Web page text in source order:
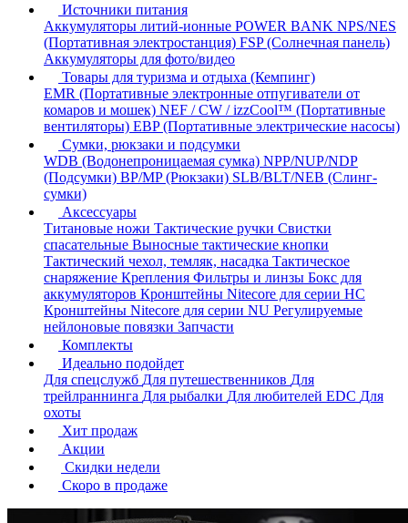
Источники питания
Аккумуляторы литий-ионные POWER BANK NPS/NES
(Портативная электростанция) FSP (Солнечная панель)
Аккумуляторы для фото/видео
Товары для туризма и отдыха (Кемпинг)
EMR (Портативные электронные отпугиватели от
комаров и мошек) NEF / CW / izzCool™ (Портативные
вентиляторы) EBP (Портативные электрические насосы)
Сумки, рюкзаки и подсумки
WDB (Водонепроницаемая сумка) NPP/NUP/NDP
(Подсумки) BP/MP (Рюкзаки) SLB/BLT/NEB (Слинг-
сумки)
Аксессуары
Титановые ножи Тактические ручки Свистки
спасательные Выносные тактические кнопки
Тактический чехол, темляк, насадка Тактическое
снаряжение Крепления Фильтры и линзы Бокс для
аккумуляторов Кронштейны Nitecore для серии HС
Кронштейны Nitecore для серии NU Регулируемые
нейлоновые повязки Запчасти
Комплекты
Идеально подойдет
Для спецслужб Для путешественников Для
трейлраннинга Для рыбалки Для любителей EDC Для
охоты
Хит продаж
Акции
Скидки недели
Скоро в продаже